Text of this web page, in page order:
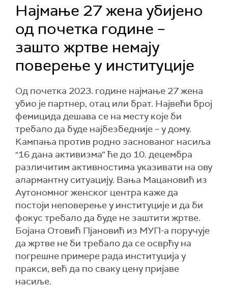
Најмање 27 жена убијено
од почетка године –
зашто жртве немају
поверење у институције
Од почетка 2023. године најмање 27 жена
убио је партнер, отац или брат. Највећи број
фемицида дешава се на месту које би
требало да буде најбезбедније – у дому.
Кампања против родно заснованог насиља
"16 дана активизма“ ће до 10. децембра
различитим активностима указивати на ову
алармантну ситуацију. Вања Мацановић из
Аутономног женског центра каже да
постоји неповерење у институције и да би
фокус требало да буде не заштити жртве.
Бојана Отовић Пјановић из МУП-а поручује
да жртве не би требало да се осврћу на
погрешне примере рада институција у
пракси, већ да по сваку цену пријаве
насиље.